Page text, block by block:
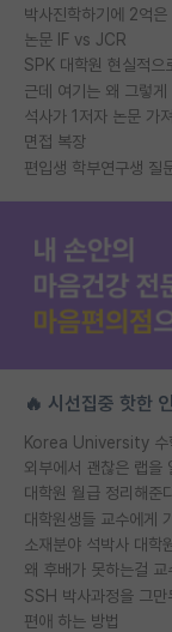
논문 IF vs JCR
SPK 대학원 현실적으
근데 여기는 왜 그렇
석사가 1저자 논문 가
면접 복장
편입생 학부연구생 질
🔥 시선집중 핫한
외부에서 괜찮은 랩을
대학원 월급 정리해준
소재분야 석박사 대학
편애 하는 방법